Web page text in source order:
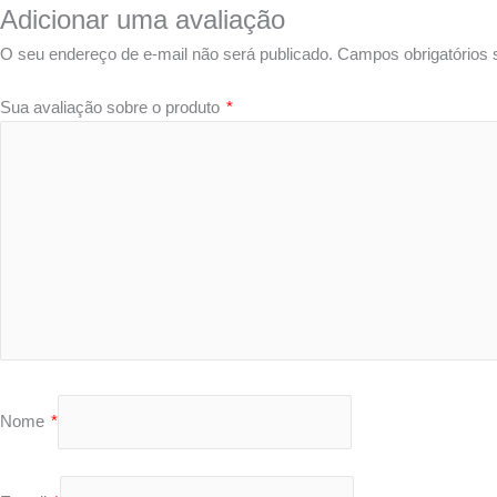
Adicionar uma avaliação
O seu endereço de e-mail não será publicado. Campos obrigatórios
Sua avaliação sobre o produto *
Nome *